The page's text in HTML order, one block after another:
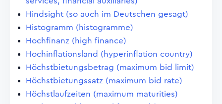
Hindsight (so auch im Deutschen gesagt)
Histogramm (histogramme)
Hochfinanz (high finance)
Hochinflationsland (hyperinflation country)
Höchstbietungsbetrag (maximum bid limit)
Höchstbietungssatz (maximum bid rate)
Höchstlaufzeiten (maximum maturities)